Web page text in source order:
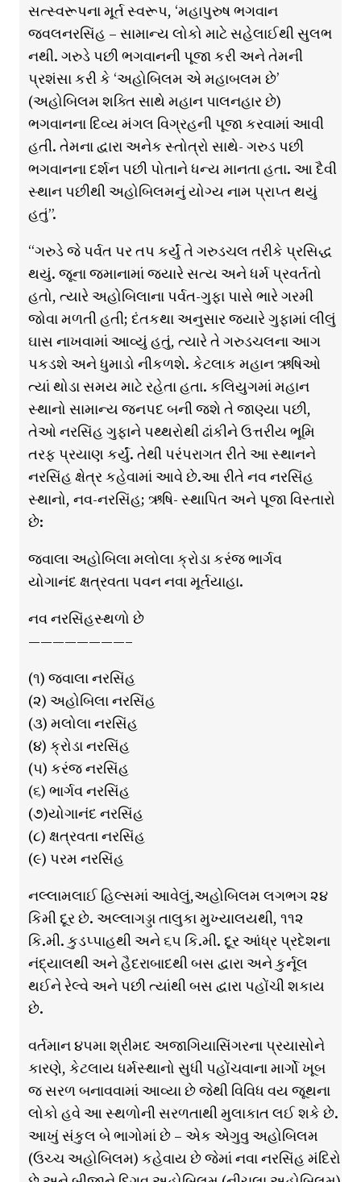
સત્સ્વરૂપના મૂર્ત સ્વરૂપ, ‘મહાપુરુષ ભગવાન
જ્વલનરસિંહ – સામાન્ય લોકો માટે સહેલાઈથી સુલભ
નથી. ગરુડે પછી ભગવાનની પૂજા કરી અને તેમની
પ્રશંસા કરી કે ‘અહોબિલમ એ મહાબલમ છે’
(અહોબિલમ શક્તિ સાથે મહાન પાલનહાર છે)
ભગવાનના દિવ્ય મંગલ વિગ્રહની પૂજા કરવામાં આવી
હતી. તેમના દ્વારા અનેક સ્તોત્રો સાથે- ગરુડ પછી
ભગવાનના દર્શન પછી પોતાને ધન્ય માનતા હતા. આ દૈવી
સ્થાન પછીથી અહોબિલમનું યોગ્ય નામ પ્રાપ્ત થયું
હતું”.
“ગરુડે જે પર્વત પર તપ કર્યું તે ગરુડચલ તરીકે પ્રસિદ્ધ
થયું. જૂના જમાનામાં જ્યારે સત્ય અને ધર્મ પ્રવર્તતો
હતો, ત્યારે અહોબિલાના પર્વત-ગુફા પાસે ભારે ગરમી
જોવા મળતી હતી; દંતકથા અનુસાર જ્યારે ગુફામાં લીલું
ઘાસ નાખવામાં આવ્યું હતું, ત્યારે તે ગરુડચલના આગ
પકડશે અને ધુમાડો નીકળશે. કેટલાક મહાન ઋષિઓ
ત્યાં થોડા સમય માટે રહેતા હતા. કલિયુગમાં મહાન
સ્થાનો સામાન્ય જનપદ બની જશે તે જાણ્યા પછી,
તેઓ નરસિંહ ગુફાને પથ્થરોથી ઢાંકીને ઉત્તરીય ભૂમિ
તરફ પ્રયાણ કર્યું. તેથી પરંપરાગત રીતે આ સ્થાનને
નરસિંહ ક્ષેત્ર કહેવામાં આવે છે.આ રીતે નવ નરસિંહ
સ્થાનો, નવ-નરસિંહ; ઋષિ- સ્થાપિત અને પૂજા વિસ્તારો
છે:
જ્વાલા અહોબિલા મલોલા ક્રોડા કરંજ ભાર્ગવ
યોગાનંદ ક્ષત્રવતા પવન નવા મૂર્તયાહા.
નવ નરસિંહસ્થળો છે
————————–
(૧) જ્વાલા નરસિંહ
(૨) અહોબિલા નરસિંહ
(૩) મલોલા નરસિંહ
(૪) ક્રોડા નરસિંહ
(૫) કરંજ નરસિંહ
(૬) ભાર્ગવ નરસિંહ
(૭)યોગાનંદ નરસિંહ
(૮) ક્ષત્રવતા નરસિંહ
(૯) પરમ નરસિંહ
નલ્લામલાઈ હિલ્સમાં આવેલું,અહોબિલમ લગભગ ૨૪
કિમી દૂર છે. અલ્લાગડ્ડા તાલુકા મુખ્યાલયથી, ૧૧૨
કિ.મી. કુડપ્પાહથી અને ૬૫ કિ.મી. દૂર આંધ્ર પ્રદેશના
નંદ્યાલથી અને હૈદરાબાદથી બસ દ્વારા અને કુર્નૂલ
થઈને રેલ્વે અને પછી ત્યાંથી બસ દ્વારા પહોંચી શકાય
છે.
વર્તમાન ૪૫મા શ્રીમદ અજાગિયાસિંગરના પ્રયાસોને
કારણે, કેટલાય ધર્મસ્થાનો સુધી પહોંચવાના માર્ગો ખૂબ
જ સરળ બનાવવામાં આવ્યા છે જેથી વિવિધ વય જૂથના
લોકો હવે આ સ્થળોની સરળતાથી મુલાકાત લઈ શકે છે.
આખું સંકુલ બે ભાગોમાં છે – એક એગુવુ અહોબિલમ
(ઉચ્ચ અહોબિલમ) કહેવાય છે જેમાં નવા નરસિંહ મંદિરો